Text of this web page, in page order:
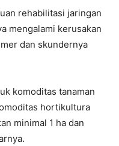
rehabilitasi jaringan
mengalami kerusakan
dan skundernya
komoditas tanaman
hortikultura
minimal 1 ha dan